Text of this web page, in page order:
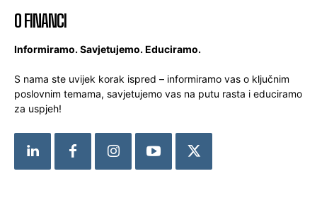
O FINANCI
Informiramo. Savjetujemo. Educiramo.
S nama ste uvijek korak ispred – informiramo vas o ključnim
poslovnim temama, savjetujemo vas na putu rasta i educiramo
za uspjeh!